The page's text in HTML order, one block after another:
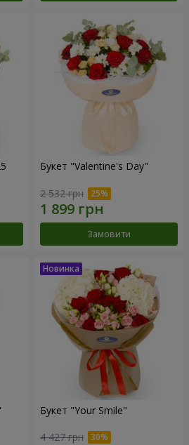
Букет "Valentine's Day"
2 532 грн
Замовити
Букет "Your Smile"
4 427 грн